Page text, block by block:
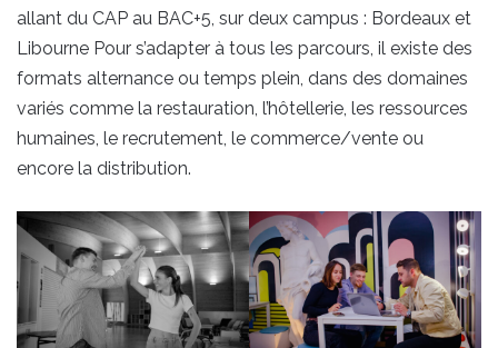
allant du CAP au BAC+5, sur deux campus : Bordeaux et
Libourne Pour s’adapter à tous les parcours, il existe des
formats alternance ou temps plein, dans des domaines
variés comme la restauration, l’hôtellerie, les ressources
humaines, le recrutement, le commerce/vente ou
encore la distribution.